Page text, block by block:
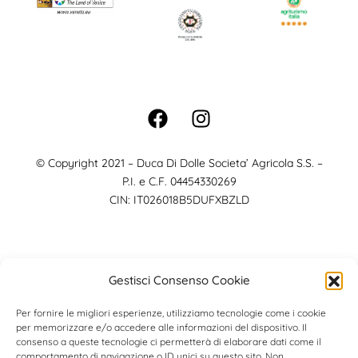
Gestisci Consenso Cookie
Per fornire le migliori esperienze, utilizziamo tecnologie come i cookie
per memorizzare e/o accedere alle informazioni del dispositivo. Il
consenso a queste tecnologie ci permetterà di elaborare dati come il
© Copyright 2021 – Duca Di Dolle Societa’ Agricola S.S. –
P.I. e C.F. 04454330269
CIN: IT026018B5DUFXBZLD